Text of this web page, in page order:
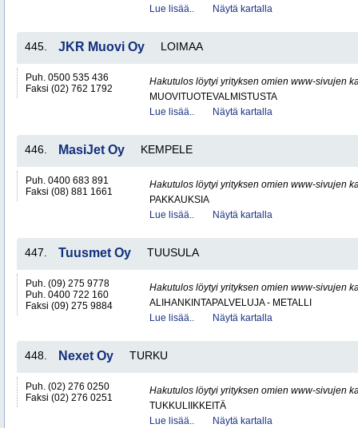
Lue lisää..
Näytä kartalla
445. JKR Muovi Oy LOIMAA
Puh. 0500 535 436
Faksi (02) 762 1792
Hakutulos löytyi yrityksen omien www-sivujen
MUOVITUOTEVALMISTUSTA
Lue lisää..
Näytä kartalla
446. MasiJet Oy KEMPELE
Puh. 0400 683 891
Faksi (08) 881 1661
Hakutulos löytyi yrityksen omien www-sivujen
PAKKAUKSIA
Lue lisää..
Näytä kartalla
447. Tuusmet Oy TUUSULA
Puh. (09) 275 9778
Puh. 0400 722 160
Faksi (09) 275 9884
Hakutulos löytyi yrityksen omien www-sivujen
ALIHANKINTAPALVELUJA - METALLI
Lue lisää..
Näytä kartalla
448. Nexet Oy TURKU
Puh. (02) 276 0250
Faksi (02) 276 0251
Hakutulos löytyi yrityksen omien www-sivujen
TUKKULIIKKEITÄ
Lue lisää..
Näytä kartalla